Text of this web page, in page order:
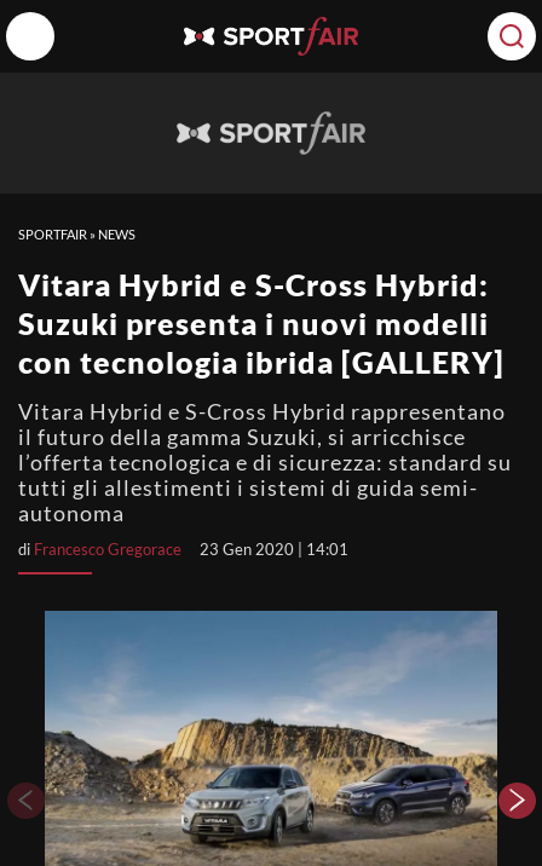
SPORTFAIR » NEWS
Vitara Hybrid e S-Cross Hybrid:
Suzuki presenta i nuovi modelli
con tecnologia ibrida [GALLERY]
Vitara Hybrid e S-Cross Hybrid rappresentano
il futuro della gamma Suzuki, si arricchisce
l’offerta tecnologica e di sicurezza: standard su
tutti gli allestimenti i sistemi di guida semi-
autonoma
di Francesco Gregorace 23 Gen 2020 | 14:01